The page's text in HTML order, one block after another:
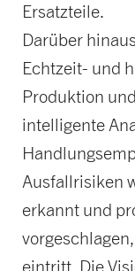
Ersatzteile.
Darüber
Echtzeit- und
Produktion
intelligente
Ausfallrisiken
erkannt und
eintritt. Die